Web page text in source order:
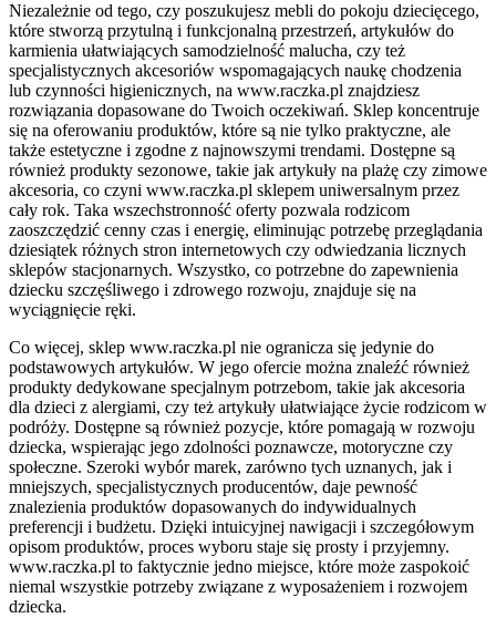
Niezależnie od tego, czy poszukujesz mebli do pokoju dziecięcego,
które stworzą przytulną i funkcjonalną przestrzeń, artykułów do
karmienia ułatwiających samodzielność malucha, czy też
specjalistycznych akcesoriów wspomagających naukę chodzenia
lub czynności higienicznych, na www.raczka.pl znajdziesz
rozwiązania dopasowane do Twoich oczekiwań. Sklep koncentruje
się na oferowaniu produktów, które są nie tylko praktyczne, ale
także estetyczne i zgodne z najnowszymi trendami. Dostępne są
również produkty sezonowe, takie jak artykuły na plażę czy zimowe
akcesoria, co czyni www.raczka.pl sklepem uniwersalnym przez
cały rok. Taka wszechstronność oferty pozwala rodzicom
zaoszczędzić cenny czas i energię, eliminując potrzebę przeglądania
dziesiątek różnych stron internetowych czy odwiedzania licznych
sklepów stacjonarnych. Wszystko, co potrzebne do zapewnienia
dziecku szczęśliwego i zdrowego rozwoju, znajduje się na
wyciągnięcie ręki.
Co więcej, sklep www.raczka.pl nie ogranicza się jedynie do
podstawowych artykułów. W jego ofercie można znaleźć również
produkty dedykowane specjalnym potrzebom, takie jak akcesoria
dla dzieci z alergiami, czy też artykuły ułatwiające życie rodzicom w
podróży. Dostępne są również pozycje, które pomagają w rozwoju
dziecka, wspierając jego zdolności poznawcze, motoryczne czy
społeczne. Szeroki wybór marek, zarówno tych uznanych, jak i
mniejszych, specjalistycznych producentów, daje pewność
znalezienia produktów dopasowanych do indywidualnych
preferencji i budżetu. Dzięki intuicyjnej nawigacji i szczegółowym
opisom produktów, proces wyboru staje się prosty i przyjemny.
www.raczka.pl to faktycznie jedno miejsce, które może zaspokoić
niemal wszystkie potrzeby związane z wyposażeniem i rozwojem
dziecka.